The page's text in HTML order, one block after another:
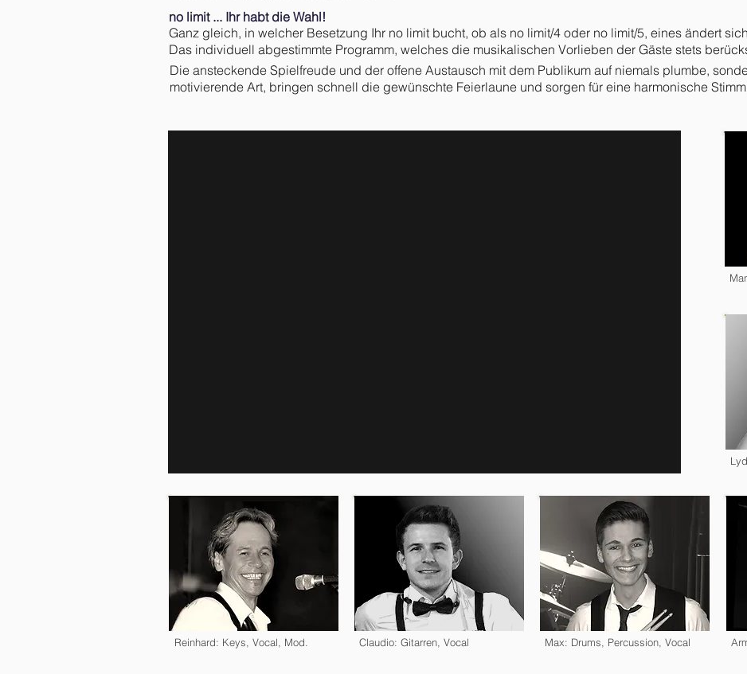
no limit ... Ihr habt die Wahl!
Ganz gleich, in welcher Besetzung Ihr no limit bucht, ob als no limit/4 oder no limit/5, eines ändert
Das individuell abgestimmte Programm, welches die musikalischen Vorlieben der Gäste stets
Die ansteckende Spielfreude und der offene Austausch mit dem Publikum auf niemals plumbe,
motivierende Art, bringen schnell die gewünschte Feierlaune und sorgen für eine harmonische
Reinhard: Keys, Vocal, Mod. Claudio: Gitarren, Vocal Max: Drums, Percussion, Vocal